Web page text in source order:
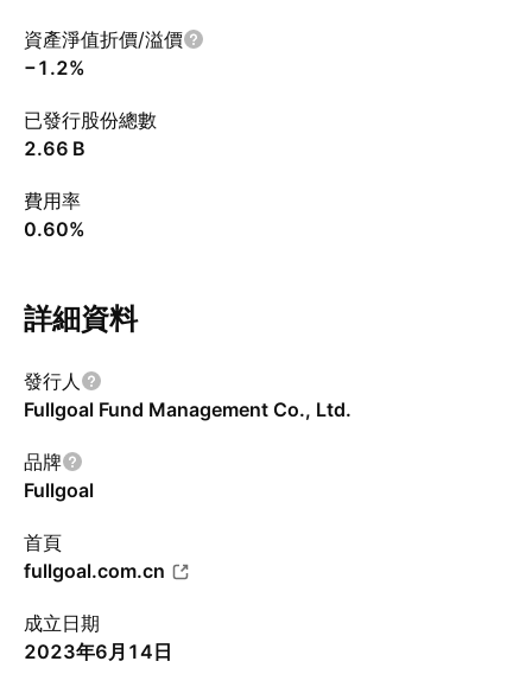
資產淨值折價/溢價
−1.2%
已發行股份總數
‪2.66 B‬
費用率
0.60%
詳細資料
發行人
Fullgoal Fund Management Co., Ltd.
品牌
Fullgoal
首頁
fullgoal.com.cn
成立日期
2023年6月14日